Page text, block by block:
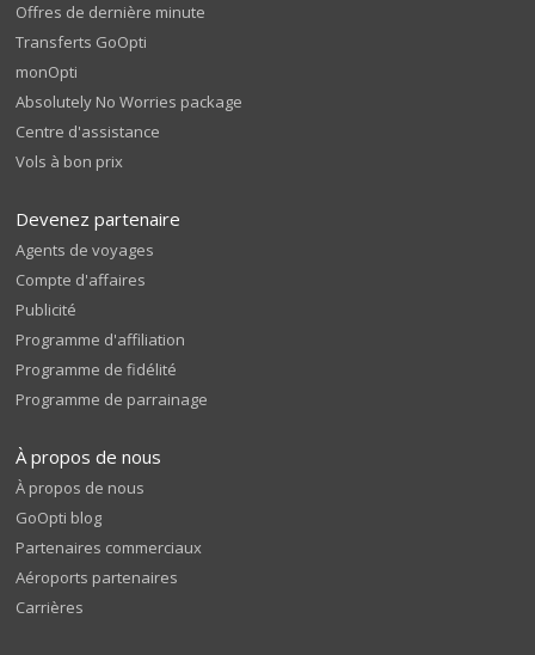
Offres de dernière minute
Transferts GoOpti
monOpti
Absolutely No Worries package
Centre d'assistance
Vols à bon prix
Devenez partenaire
Agents de voyages
Compte d'affaires
Publicité
Programme d'affiliation
Programme de fidélité
Programme de parrainage
À propos de nous
À propos de nous
GoOpti blog
Partenaires commerciaux
Aéroports partenaires
Carrières